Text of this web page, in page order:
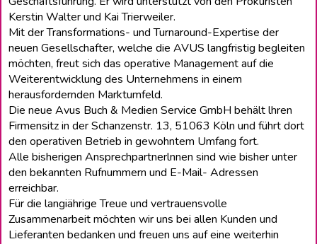
Kerstin Walter und Kai Trierweiler.
Mit der Transformations- und Turnaround-Expertise der
neuen Gesellschafter, welche die AVUS langfristig begleiten
möchten, freut sich das operative Management auf die
Weiterentwicklung des Unternehmens in einem
herausfordernden Marktumfeld.
Die neue Avus Buch & Medien Service GmbH behält lhren
Firmensitz in der Schanzenstr. 13, 51063 Köln und führt dort
den operativen Betrieb in gewohntem Umfang fort.
Alle bisherigen Ansprechpartnerlnnen sind wie bisher unter
den bekannten Rufnummern und E-Mail- Adressen
erreichbar.
Für die langiährige Treue und vertrauensvolle
Zusammenarbeit möchten wir uns bei allen Kunden und
Lieferanten bedanken und freuen uns auf eine weiterhin